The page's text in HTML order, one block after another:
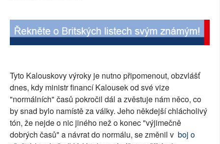
Tyto Kalouskovy výroky je nutno připomenout, obzvlášť
dnes, kdy ministr financí Kalousek od své vize
"normálních" časů pokročil dál a zvěstuje nám něco, co
by snad bylo namístě za války. Jeho někdejší chlácholivý
tón, že nejde o nic jiného než o konec "výjimečně
dobrých časů" a návrat do normálu, se změnil v boj o